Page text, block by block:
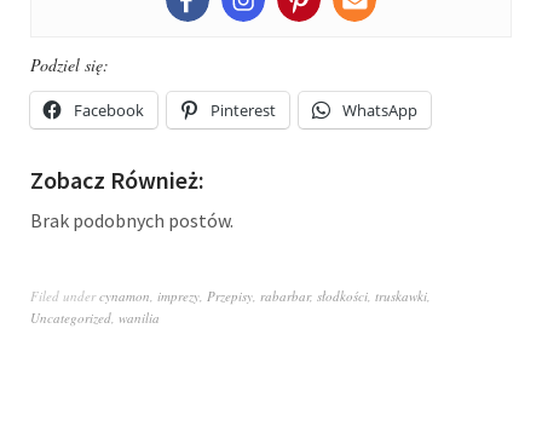
Podziel się:
Facebook Pinterest WhatsApp
Zobacz Również:
Brak podobnych postów.
Filed undercynamon, imprezy, Przepisy, rabarbar, słodkości, truskawki,
Uncategorized, wanilia